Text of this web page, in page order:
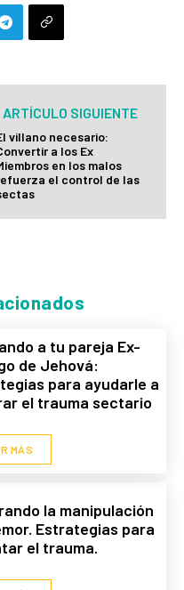
ARTÍCULO SIGUIENTE
villano necesario:
a los Ex
en los malos
el control de las
a tu pareja Ex-
de Jehová:
para ayudarle a
el trauma sectario
MÁS
la manipulación
Estrategias para
el trauma.